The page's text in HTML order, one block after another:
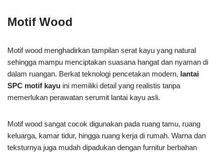
Motif Wood
Motif wood menghadirkan tampilan serat kayu yang natural
sehingga mampu menciptakan suasana hangat dan nyaman di
dalam ruangan. Berkat teknologi pencetakan modern, lantai
SPC motif kayu ini memiliki detail yang realistis tanpa
memerlukan perawatan serumit lantai kayu asli.
Motif wood sangat cocok digunakan pada ruang tamu, ruang
keluarga, kamar tidur, hingga ruang kerja di rumah. Warna dan
teksturnya juga mudah dipadukan dengan furnitur berbahan